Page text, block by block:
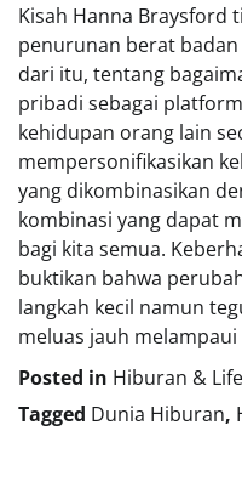
Kisah Hanna Braysford
penurunan berat
dari itu, tentang
pribadi sebagai
kehidupan orang lain
mempersonifikasikan
yang dikombinasikan
kombinasi yang dapat
bagi kita semua.
buktikan bahwa
langkah kecil namun
meluas jauh
Posted in Hiburan &
Tagged Dunia Hiburan,